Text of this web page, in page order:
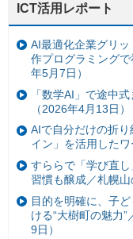
ICT活用レポート
AI最適化企業グリ
作プログラミング
年5月7日）
「数学AI」で途中
（2026年4月13日）
AIで自分だけの折
イン」を活用した
すららで「学び直
習慣も醸成／札幌
目的を明確に、子
ける“大樹町の魅力
9日）